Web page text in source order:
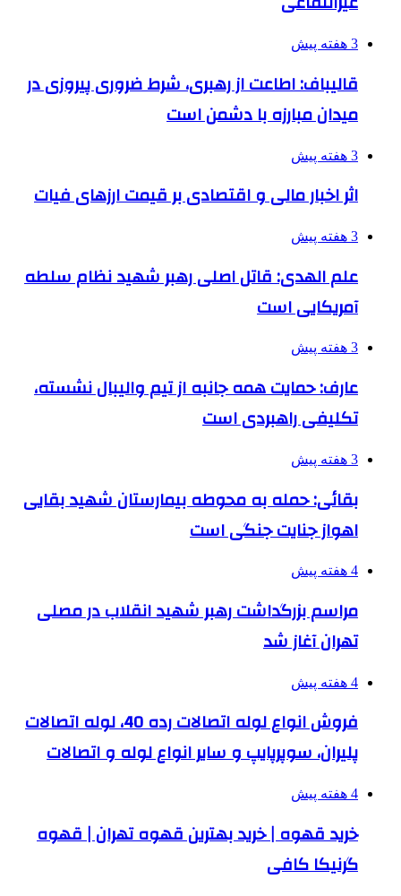
3 هفته پیش
قالیباف: اطاعت از رهبری، شرط ضروری پیروزی در
میدان مبارزه با دشمن است
3 هفته پیش
اثر اخبار مالی و اقتصادی بر قیمت ارزهای فیات
3 هفته پیش
علم الهدی: قاتل اصلی رهبر شهید نظام سلطه
آمریکایی است
3 هفته پیش
عارف: حمایت همه جانبه از تیم والیبال نشسته،
تکلیفی راهبردی است
3 هفته پیش
بقائی: حمله به محوطه بیمارستان شهید بقایی
اهواز جنایت جنگی است
4 هفته پیش
مراسم بزرگداشت رهبر شهید انقلاب در مصلی
تهران آغاز شد
4 هفته پیش
فروش انواع لوله اتصالات رده 40، لوله اتصالات
پلیران، سوپرپایپ و سایر انواع لوله و اتصالات
4 هفته پیش
خرید قهوه | خرید بهترین قهوه تهران | قهوه
گرنیکا کافی